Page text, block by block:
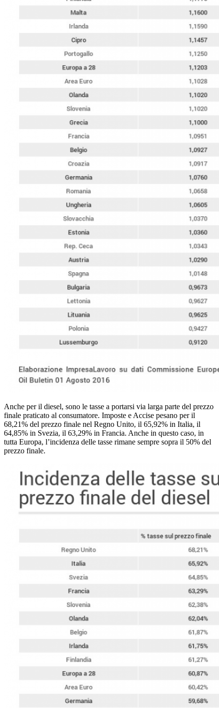
Anche per il diesel, sono le tasse a portarsi via larga parte del prezzo
finale praticato al consumatore. Imposte e Accise pesano per il
68,21% del prezzo finale nel Regno Unito, il 65,92% in Italia, il
64,85% in Svezia, il 63,29% in Francia. Anche in questo caso, in
tutta Europa, l’incidenza delle tasse rimane sempre sopra il 50% del
prezzo finale.